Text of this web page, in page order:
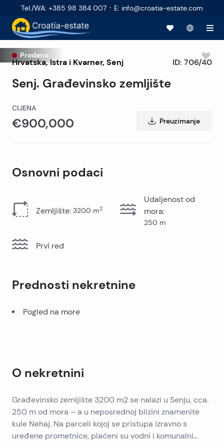
Tel./WA: +385 98 384 007 · E: info@croatia-estate.com
Prodano
Hrvatska,Istra i Kvarner, Senj
Senj. Građevinsko zemljište
ID: 706/40
CIJENA
€900,000 Preuzimanje
Osnovni podaci
Zemljište: 3200 m2
Udaljenost od
mora:
250 m
Prvi red
Prednosti nekretnine
Pogled na more
O nekretnini
Građevinsko zemljište 3200 m2 se nalazi u Senju, cca.
250 m od mora – a u neposrednoj blizini znamenite
kule Nehaj. Na parceli kojoj se pristupa izravno s
uređene prometnice, plaćeni su vodni i komunalni